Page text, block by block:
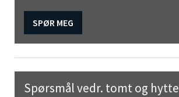
SPØR MEG
Spørsmål vedr. tomt og hytte